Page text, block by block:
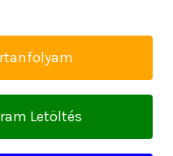
Letöltés